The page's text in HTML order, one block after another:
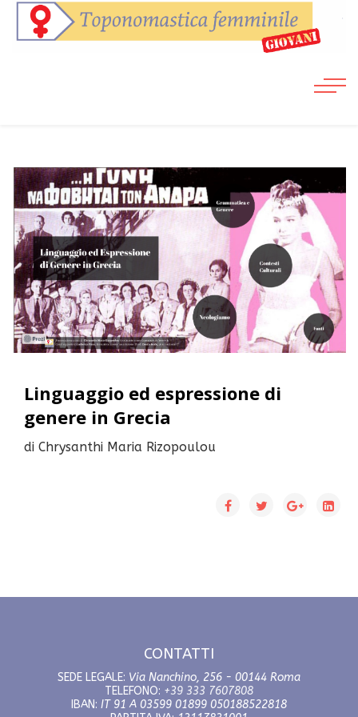
Linguaggio ed espressione di
genere in Grecia
di Chrysanthi Maria Rizopoulou
CONTATTI
SEDE LEGALE: Via Nanchino, 256 - 00144 Roma
TELEFONO: +39 333 7607808
IBAN: IT 91 A 03599 01899 050188522818